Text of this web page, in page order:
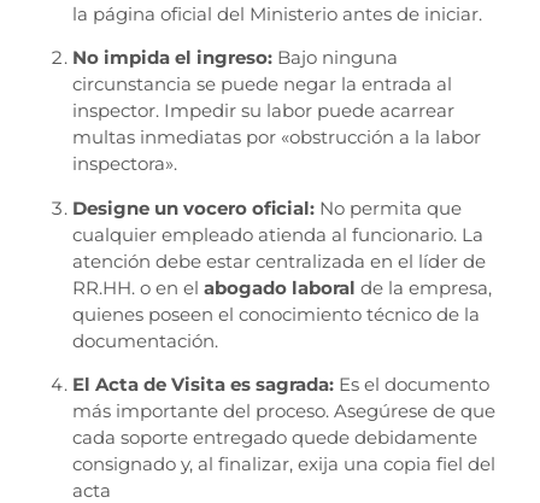
la página oficial del Ministerio antes de iniciar.
No impida el ingreso: Bajo ninguna
circunstancia se puede negar la entrada al
inspector. Impedir su labor puede acarrear
multas inmediatas por «obstrucción a la labor
inspectora».
Designe un vocero oficial: No permita que
cualquier empleado atienda al funcionario. La
atención debe estar centralizada en el líder de
RR.HH. o en el abogado laboral de la empresa,
quienes poseen el conocimiento técnico de la
documentación.
El Acta de Visita es sagrada: Es el documento
más importante del proceso. Asegúrese de que
cada soporte entregado quede debidamente
consignado y, al finalizar, exija una copia fiel del
acta